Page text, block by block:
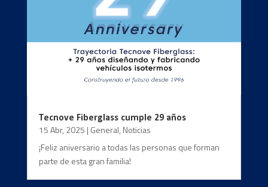
Tecnove Fiberglass cumple 29 años
15 Abr, 2025 | General, Noticias
¡Feliz aniversario a todas las personas que forman
parte de esta gran familia!